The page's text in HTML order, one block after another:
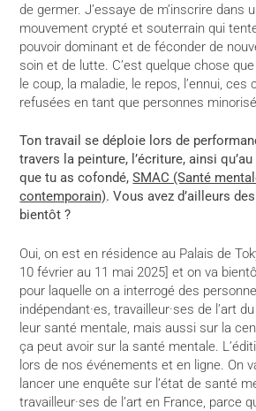
de germer. J’essaye de m’inscrire dans
mouvement crypté et souterrain qui
pouvoir dominant et de féconder de
soin et de lutte. C’est quelque chose
le coup, la maladie, le repos, l’ennui,
refusées en tant que personnes
Ton travail se déploie lors de
travers la peinture, l’écriture, ainsi
que tu as cofondé,SMAC (Santé
contemporain). Vous avez d’ailleurs
bientôt ?
Oui, on est en résidence au Palais de
10 février au 11 mai 2025] et on va
pour laquelle on a interrogé des
indépendant·es, travailleur·ses de l’art
leur santé mentale, mais aussi sur la
ça peut avoir sur la santé mentale.
lors de nos événements et en ligne. On
lancer une enquête sur l’état de santé
travailleur·ses de l’art en France, parce